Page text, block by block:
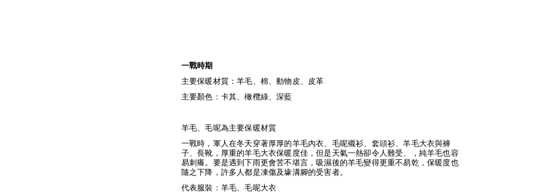
一戰時期
主要保暖材質：羊毛、棉、動物皮、皮革
主要顏色：卡其、橄欖綠、深藍
羊毛、毛呢為主要保暖材質
一戰時，軍人在冬天穿著厚厚的羊毛內衣、毛呢襯衫、套頭衫、羊毛大衣與褲
子、長靴，厚重的羊毛大衣保暖度佳，但是天氣一熱卻令人難受、，純羊毛也容
易刺癢。要是遇到下雨更會苦不堪言，吸濕後的羊毛變得更重不易乾，保暖度也
隨之下降，許多人都是凍傷及壕溝腳的受害者。
代表服裝：羊毛、毛呢大衣